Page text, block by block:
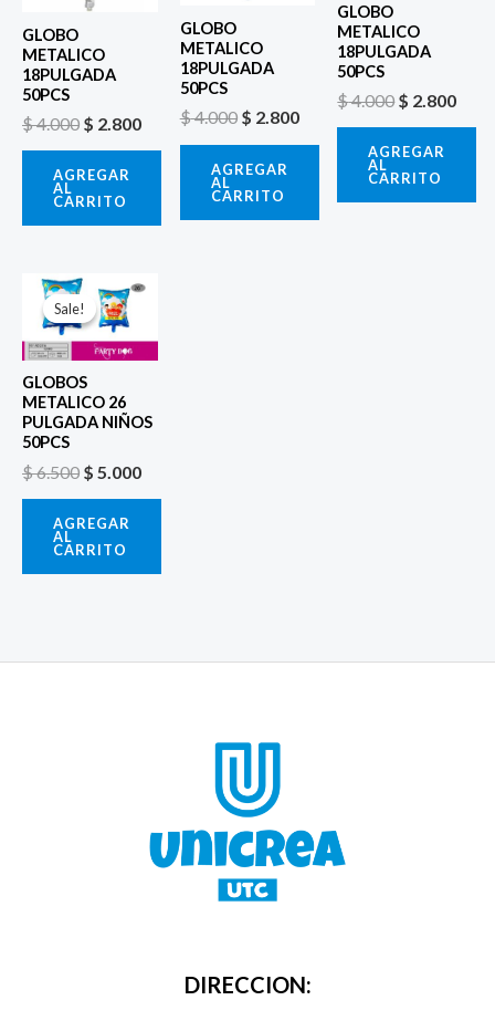
GLOBO
METALICO
18PULGADA
50PCS
$4.000 $ 2.800
AGREGAR
AL
CARRITO
GLOBO
METALICO
18PULGADA
50PCS
$4.000 $ 2.800
AGREGAR
AL
CARRITO
GLOBO
METALICO
18PULGADA
50PCS
$4.000$ 2.800
AGREGAR
AL
CARRITO
Sale!
Sale!
GLOBOS
METALICO 26
PULGADA NIÑOS
50PCS
$6.500
El
precio
original
era:
$ 6.500.
$ 5.000
El
AGREGAR
AL
CARRITO
DIRECCION: